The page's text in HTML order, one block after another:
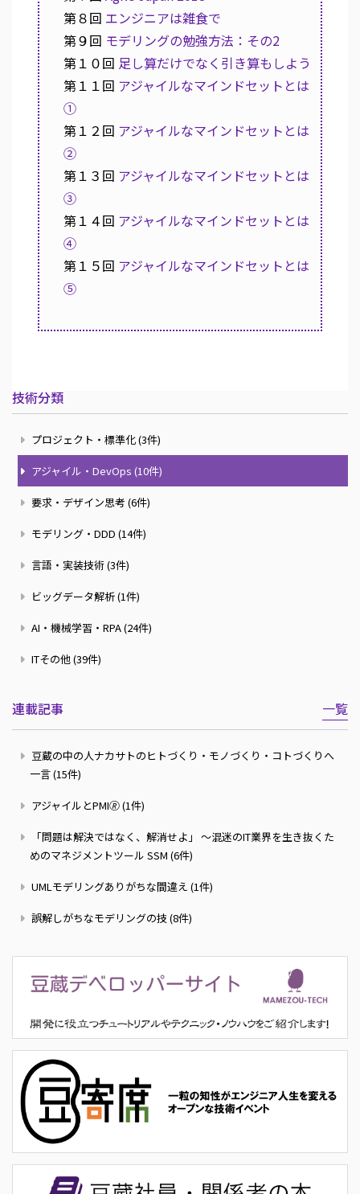
第８回 エンジニアは雑食で
第９回 モデリングの勉強方法：その2
第１０回 足し算だけでなく引き算もしよう
第１１回 アジャイルなマインドセットとは
①
第１２回 アジャイルなマインドセットとは
②
第１３回 アジャイルなマインドセットとは
③
第１４回 アジャイルなマインドセットとは
④
第１５回 アジャイルなマインドセットとは
⑤
技術分類
プロジェクト・標準化 (3件)
アジャイル・DevOps (10件)
要求・デザイン思考 (6件)
モデリング・DDD (14件)
言語・実装技術 (3件)
ビッグデータ解析 (1件)
AI・機械学習・RPA (24件)
ITその他 (39件)
連載記事 一覧
豆蔵の中の人ナカサトのヒトづくり・モノづくり・コトづくりへ
一言 (15件)
アジャイルとPMI🄬 (1件)
「問題は解決ではなく、解消せよ」 ～混迷のIT業界を生き抜くた
めのマネジメントツール SSM (6件)
UMLモデリングありがちな間違え (1件)
誤解しがちなモデリングの技 (8件)